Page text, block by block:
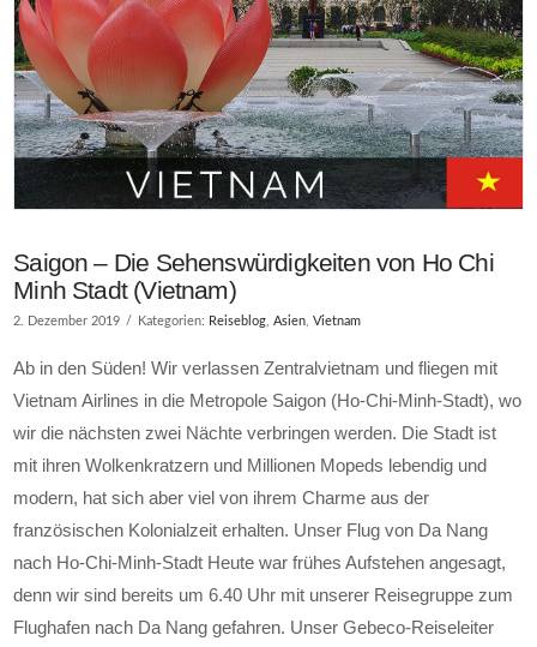
Saigon – Die Sehenswürdigkeiten von Ho Chi
Minh Stadt (Vietnam)
2. Dezember 2019 Kategorien: Reiseblog,Asien,Vietnam
Ab in den Süden! Wir verlassen Zentralvietnam und fliegen mit
Vietnam Airlines in die Metropole Saigon (Ho-Chi-Minh-Stadt), wo
wir die nächsten zwei Nächte verbringen werden. Die Stadt ist
mit ihren Wolkenkratzern und Millionen Mopeds lebendig und
modern, hat sich aber viel von ihrem Charme aus der
französischen Kolonialzeit erhalten. Unser Flug von Da Nang
nach Ho-Chi-Minh-Stadt Heute war frühes Aufstehen angesagt,
denn wir sind bereits um 6.40 Uhr mit unserer Reisegruppe zum
Flughafen nach Da Nang gefahren. Unser Gebeco-Reiseleiter